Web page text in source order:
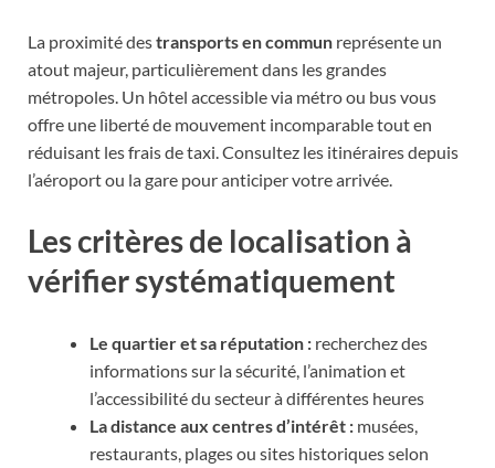
La proximité destransports en commun représente un
atout majeur, particulièrement dans les grandes
métropoles. Un hôtel accessible via métro ou bus vous
offre une liberté de mouvement incomparable tout en
réduisant les frais de taxi. Consultez les itinéraires depuis
l’aéroport ou la gare pour anticiper votre arrivée.
Les critères de localisation à
vérifier systématiquement
Le quartier et sa réputation : recherchez des
informations sur la sécurité, l’animation et
l’accessibilité du secteur à différentes heures
La distance aux centres d’intérêt : musées,
restaurants, plages ou sites historiques selon